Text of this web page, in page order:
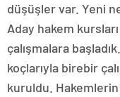
düşüşler var. Yeni
Aday hakem
çalışmalara
koçlarıyla birebir
kuruldu.